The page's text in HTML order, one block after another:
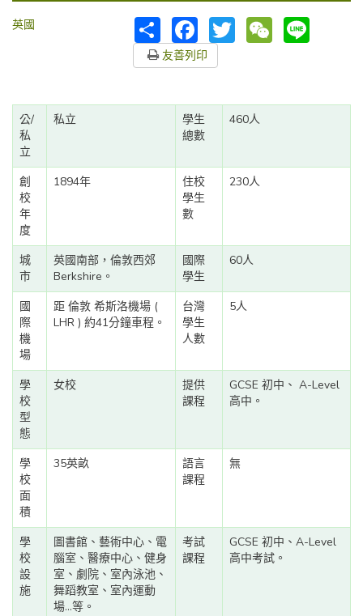
英國
分
FacebookTwitter WeChat
友善列印
公/
私
立
私立
學生
總數
460人
創
校
年
度
1894年
住校
學生
數
230人
城
市
英國南部，倫敦西郊
Berkshire。
國際
學生
60人
國
際
機
場
距 倫敦 希斯洛機場 (
LHR ) 約41分鐘車程。
台灣
學生
人數
5人
學
校
型
態
女校
提供
課程
GCSE 初中、 A-Level
高中。
學
校
面
積
35英畝
語言
課程
無
學
校
設
施
圖書館、藝術中心、電
腦室、醫療中心、健身
室、劇院、室內泳池、
舞蹈教室、室內運動
場...等。
考試
課程
GCSE 初中、A-Level
高中考試。